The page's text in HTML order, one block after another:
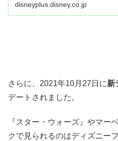
disneyplus.disney.co.jp
さらに、2021年10月27日に新
デートされました。
『スター・ウォーズ』やマー
クで見られるのはディズニー